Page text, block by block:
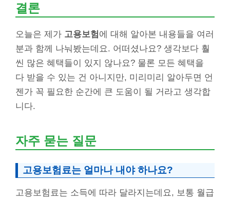
결론
오늘은 제가 고용보험에 대해 알아본 내용들을 여러
분과 함께 나눠봤는데요. 어떠셨나요? 생각보다 훨
씬 많은 혜택들이 있지 않나요? 물론 모든 혜택을
다 받을 수 있는 건 아니지만, 미리미리 알아두면 언
젠가 꼭 필요한 순간에 큰 도움이 될 거라고 생각합
니다.
자주 묻는 질문
고용보험료는 얼마나 내야 하나요?
고용보험료는 소득에 따라 달라지는데요, 보통 월급